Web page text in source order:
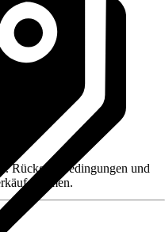
Rückgabebedingungen und